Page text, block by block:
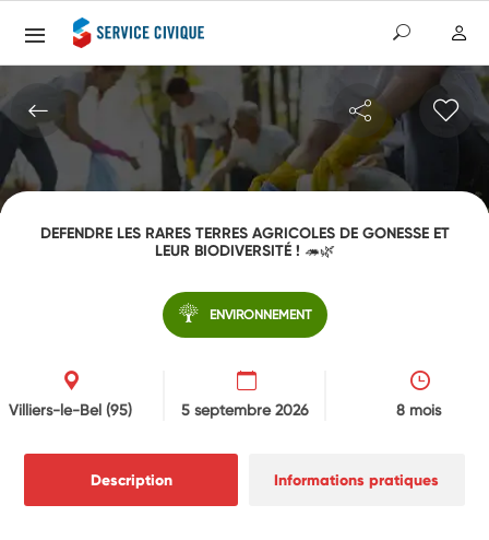
DEFENDRE LES RARES TERRES AGRICOLES DE GONESSE ET
LEUR BIODIVERSITÉ ! 🦔🌿
ENVIRONNEMENT
Villiers-le-Bel(95) 5 septembre 2026 8 mois
Description Informations pratiques